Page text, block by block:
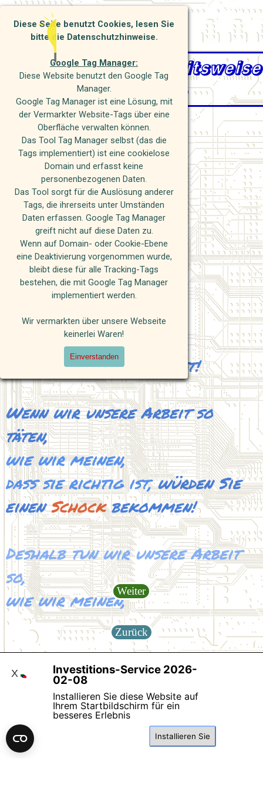
Diese Seite benutzt Cookies, lesen Sie
bitte die Datenschutzhinweise.
Google Tag Manager:
Diese Website benutzt den Google Tag
Manager.
Google Tag Manager ist eine Lösung, mit
der Vermarkter Website-Tags über eine
Oberfläche verwalten können.
Das Tool Tag Manager selbst (das die
Tags implementiert) ist eine cookielose
Domain und erfasst keine
personenbezogenen Daten.
Das Tool sorgt für die Auslösung anderer
Tags, die ihrerseits unter Umständen
Daten erfassen. Google Tag Manager
greift nicht auf diese Daten zu.
Wenn auf Domain- oder Cookie-Ebene
eine Deaktivierung vorgenommen wurde,
bleibt diese für alle Tracking-Tags
bestehen, die mit Google Tag Manager
implementiert werden.
Wir vermarkten über unsere Webseite
keinerlei Waren!
Einverstanden
Direkt zum Seiteninhalt
Investitions Service und Beratung
wie wir unsere Arbeitsweise
einschätzen
An die werte Kundschaft!
Wenn wir unsere Arbeit so
täten,
wie wir meinen,
daß sie richtig ist,würden Sie
einenSchock bekommen!
Deshalb tun wir unsere Arbeit
so,
wie wir meinen,
daß Sie glauben,
daß sie richtig sei,
obwohl wir annehmen,
daß Sie ahnen,
daß wir wissen,
daß Sie im Bilde sind,
was wir falsch machen,
Weiter
Zurück
Select Language▼
zur Mail gehts hier entlang:
Investitions-Service 2026-
02-08
Installieren Sie diese Website auf
Ihrem Startbildschirm für ein
besseres Erlebnis
Installieren Sie
X